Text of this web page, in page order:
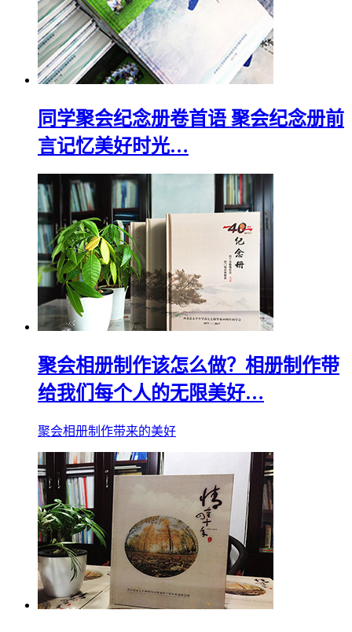
同学聚会纪念册卷首语 聚会纪念册前
言记忆美好时光…
聚会相册制作该怎么做？相册制作带
给我们每个人的无限美好…
聚会相册制作带来的美好